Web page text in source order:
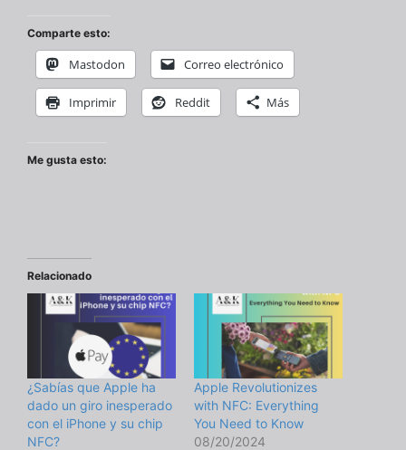
Comparte esto:
Mastodon Correo electrónico
Imprimir Reddit Más
Me gusta esto:
Relacionado
¿Sabías que Apple ha
dado un giro inesperado
con el iPhone y su chip
NFC?
Apple Revolutionizes
with NFC: Everything
You Need to Know
08/20/2024